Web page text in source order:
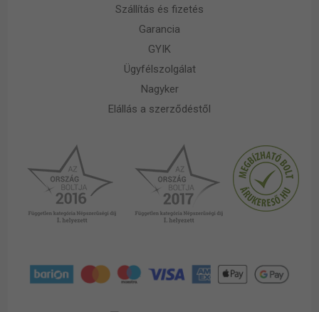
Szállítás és fizetés
Garancia
GYIK
Ügyfélszolgálat
Nagyker
Elállás a szerződéstől